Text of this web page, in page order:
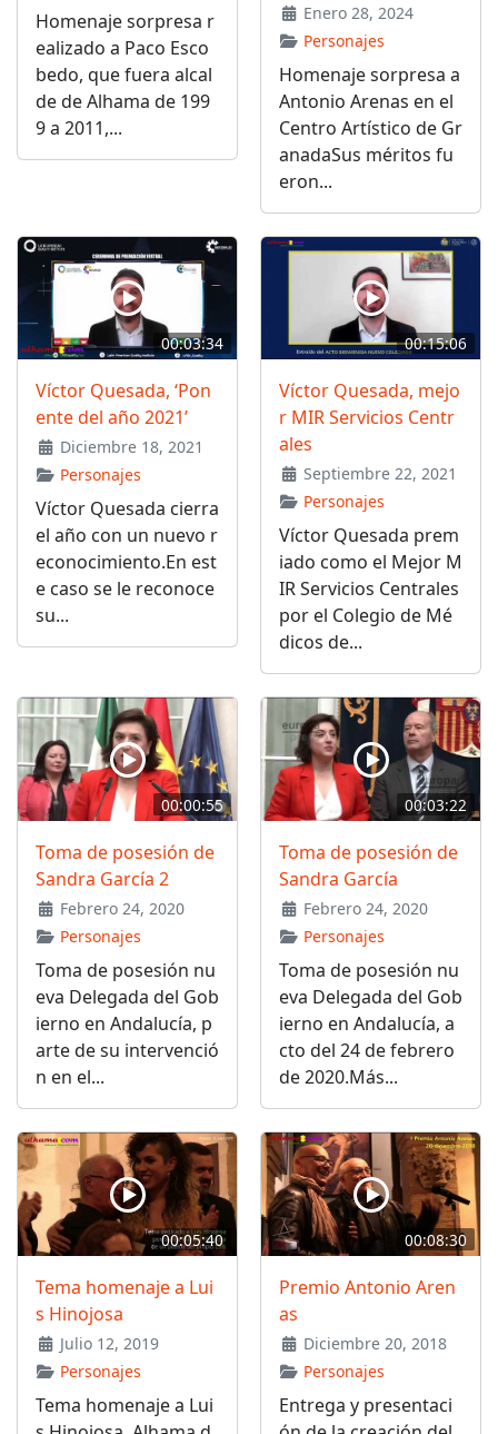
Homenaje sorpresa r
ealizado a Paco Esco
bedo, que fuera alcal
de de Alhama de 199
9 a 2011,...
Enero 28, 2024
Personajes
Homenaje sorpresa a
Antonio Arenas en el
Centro Artístico de Gr
anadaSus méritos fu
eron...
00:03:34
Víctor Quesada, ‘Pon
ente del año 2021’
Diciembre 18, 2021
Personajes
Víctor Quesada cierra
el año con un nuevo r
econocimiento.En est
e caso se le reconoce
su...
00:15:06
Víctor Quesada, mejo
r MIR Servicios Centr
ales
Septiembre 22, 2021
Personajes
Víctor Quesada prem
iado como el Mejor M
IR Servicios Centrales
por el Colegio de Mé
dicos de...
00:00:55
Toma de posesión de
Sandra García 2
Febrero 24, 2020
Personajes
Toma de posesión nu
eva Delegada del Gob
ierno en Andalucía, p
arte de su intervenció
n en el...
00:03:22
Toma de posesión de
Sandra García
Febrero 24, 2020
Personajes
Toma de posesión nu
eva Delegada del Gob
ierno en Andalucía, a
cto del 24 de febrero
de 2020.Más...
00:05:40
Tema homenaje a Lui
s Hinojosa
Julio 12, 2019
Personajes
Tema homenaje a Lui
00:08:30
Premio Antonio Aren
as
Diciembre 20, 2018
Personajes
Entrega y presentaci